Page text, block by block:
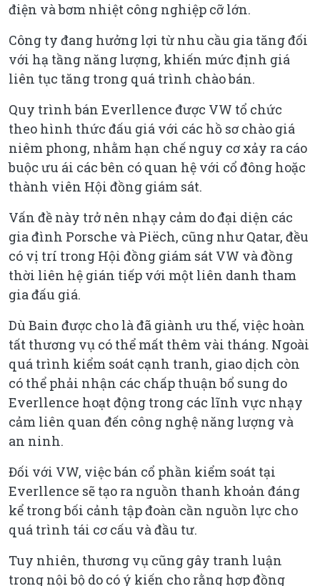
điện và bơm nhiệt công nghiệp cỡ lớn.
Công ty đang hưởng lợi từ nhu cầu gia tăng đối
với hạ tầng năng lượng, khiến mức định giá
liên tục tăng trong quá trình chào bán.
Quy trình bán Everllence được VW tổ chức
theo hình thức đấu giá với các hồ sơ chào giá
niêm phong, nhằm hạn chế nguy cơ xảy ra cáo
buộc ưu ái các bên có quan hệ với cổ đông hoặc
thành viên Hội đồng giám sát.
Vấn đề này trở nên nhạy cảm do đại diện các
gia đình Porsche và Piëch, cũng như Qatar, đều
có vị trí trong Hội đồng giám sát VW và đồng
thời liên hệ gián tiếp với một liên danh tham
gia đấu giá.
Dù Bain được cho là đã giành ưu thế, việc hoàn
tất thương vụ có thể mất thêm vài tháng. Ngoài
quá trình kiểm soát cạnh tranh, giao dịch còn
có thể phải nhận các chấp thuận bổ sung do
Everllence hoạt động trong các lĩnh vực nhạy
cảm liên quan đến công nghệ năng lượng và
an ninh.
Đối với VW, việc bán cổ phần kiểm soát tại
Everllence sẽ tạo ra nguồn thanh khoản đáng
kể trong bối cảnh tập đoàn cần nguồn lực cho
quá trình tái cơ cấu và đầu tư.
Tuy nhiên, thương vụ cũng gây tranh luận
trong nội bộ do có ý kiến cho rằng hợp đồng